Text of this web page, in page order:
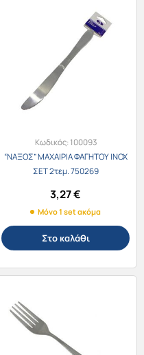
Κωδικός:100093
“ΝΑΞΟΣ” ΜΑΧΑΙΡΙΑ ΦΑΓΗΤΟΥ ΙΝΟΧ
ΣΕΤ 2τεμ. 750269
3,27€
Μόνο 1 set ακόμα
Στο καλάθι